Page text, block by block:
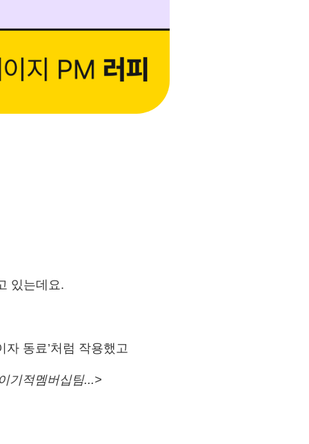
있는데요.
동료’처럼 작용했고
기적멤버십팀...>